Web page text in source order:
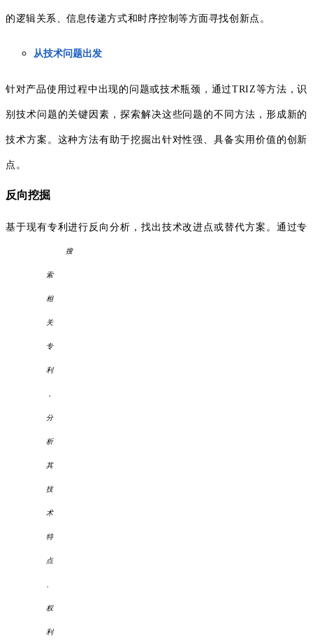
的逻辑关系、信息传递方式和时序控制等方面寻找创新点。
从技术问题出发
针对产品使用过程中出现的问题或技术瓶颈，通过TRIZ等方法，识
别技术问题的关键因素，探索解决这些问题的不同方法，形成新的
技术方案。这种方法有助于挖掘出针对性强、具备实用价值的创新
点。
反向挖掘
基于现有专利进行反向分析，找出技术改进点或替代方案。通过专
搜
索
相
关
专
利
，
分
析
其
技
术
特
点
、
权
利